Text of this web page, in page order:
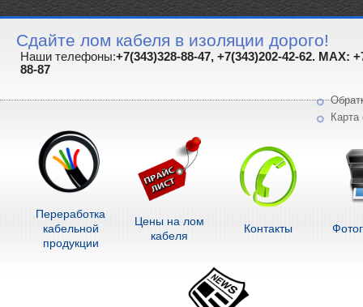
Сдайте лом кабеля в изоляции дорого!
Наши телефоны:+7(343)328-88-47, +7(343)202-42-62. MAX:
88-87
Карта
Переработка
кабельной
продукции
Цены на лом
кабеля
Контакты